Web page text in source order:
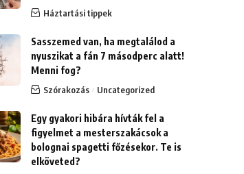
Háztartási tippek
Sasszemed van, ha megtalálod a
nyuszikat a fán 7 másodperc alatt!
Menni fog?
Szórakozás Uncategorized
Egy gyakori hibára hívták fel a
figyelmet a mesterszakácsok a
bolognai spagetti főzésekor. Te is
elköveted?